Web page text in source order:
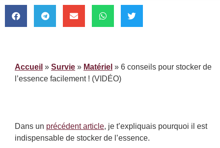
Accueil » Survie » Matériel » 6 conseils pour stocker de
l’essence facilement ! (VIDÉO)
Dans un précédent article, je t’expliquais pourquoi il est
indispensable de stocker de l’essence.